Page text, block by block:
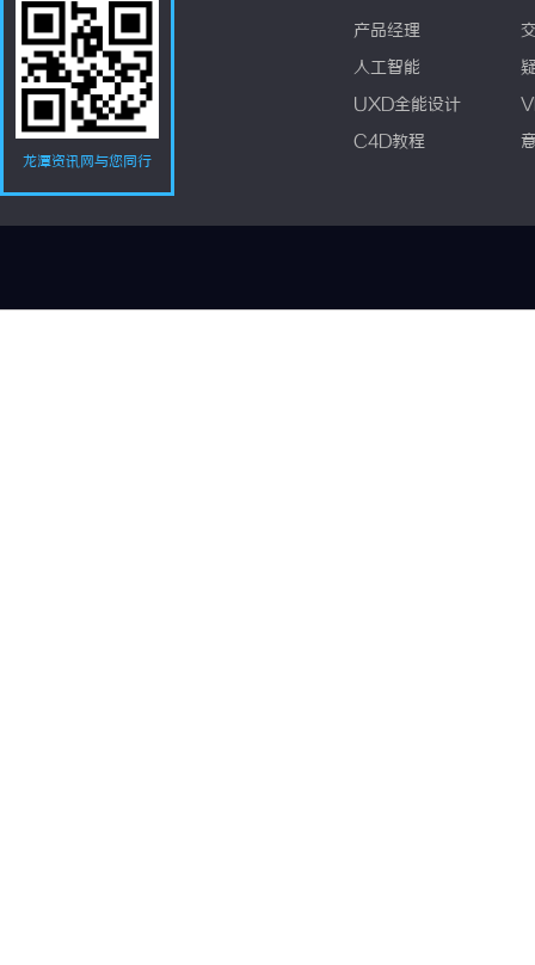
龙潭资讯网与您同行
产品经理
人工智能
UXD全能设计
C4D教程